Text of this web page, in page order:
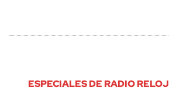
ESPECIALES DE RADIO RELOJ